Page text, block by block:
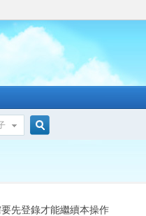
索
先登錄才能繼續本操作